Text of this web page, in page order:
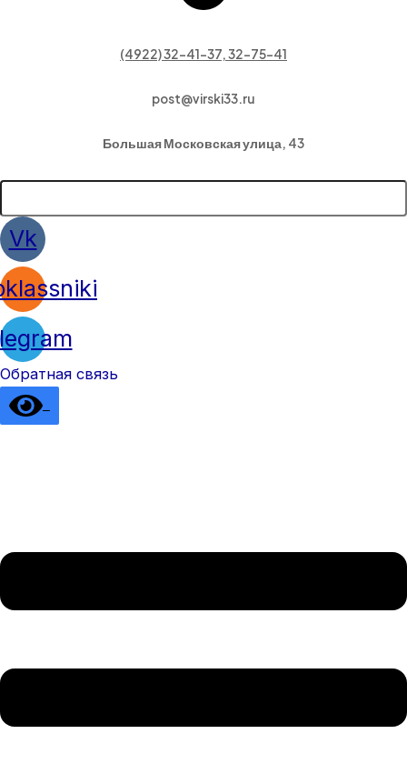
(4922) 32-41-37, 32-75-41
post@virski33.ru
Большая Московская улица, 43
Vk
Обратная связь